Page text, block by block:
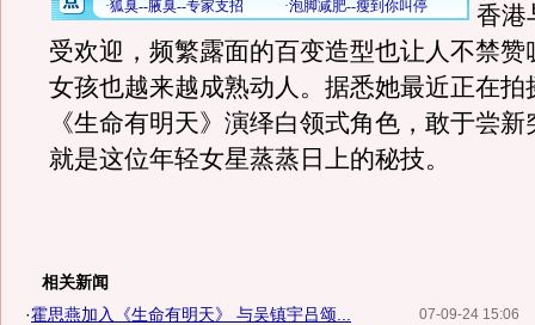
香港
受欢迎，频繁露面的百变造型也让人不禁赞
女孩也越来越成熟动人。据悉她最近正在拍
《生命有明天》演绎白领式角色，敢于尝
就是这位年轻女星蒸蒸日上的秘技。
相关新闻
07-09-24 15:06
·霍思燕加入《生命有明天》 与吴镇宇吕颂...